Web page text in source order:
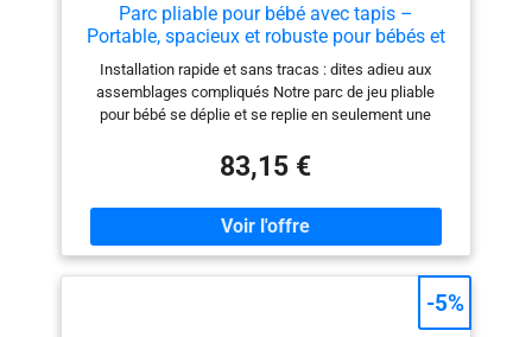
Parc pliable pour bébé avec tapis –
Portable, spacieux et robuste pour bébés et
tout-petits, installation rapide en 1 minute,
facile à transporter, parc de jeu pliable pour
une utilisation en
Installation rapide et sans tracas : dites adieu aux
assemblages compliqués Notre parc de jeu pliable
pour bébé se déplie et se replie en seulement une
soyez à la maison, en vacances ou chez des amis.
Conçue pour les parents occupés, cette cour de jeu
permet de gagner du temps afin que vous puissiez
vous concentrer sur la création de moments joyeux
avec votre enfant. Confort et sécurité ultimes : ce parc
pliable pour bébé comprend un tapis antidérapant en
83,15 €
-5%